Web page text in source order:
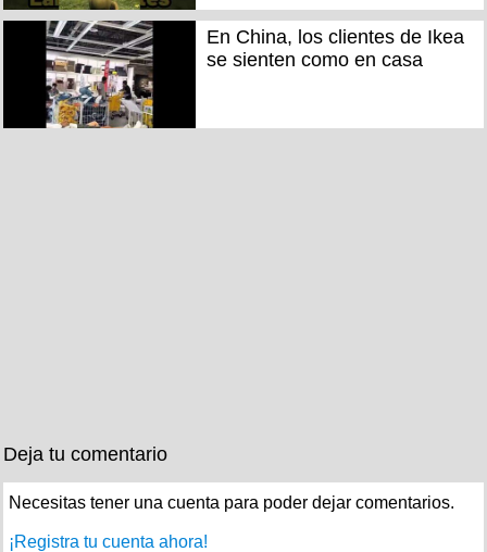
En China, los clientes de Ikea
se sienten como en casa
Deja tu comentario
Necesitas tener una cuenta para poder dejar comentarios.
¡Registra tu cuenta ahora!